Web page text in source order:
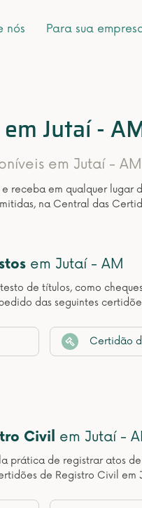
nós Para sua
Jutaí -
em Jutaí -
receba em qualquer lugar
na Central das
em Jutaí - AM
de títulos, como
das seguintes
Certidão
Civil em Jutaí -
prática de registrar atos
de Registro Civil em